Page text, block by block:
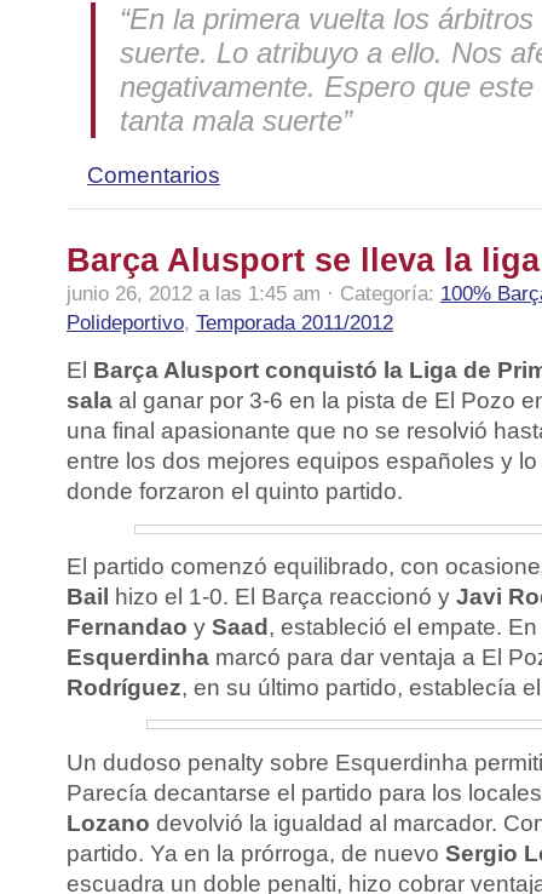
“En la primera vuelta los
suerte. Lo atribuyo a ello. Nos
negativamente. Espero que
tanta mala suerte”
Comentarios
Barça Alusport se lleva la
junio 26, 2012 a las 1:45 am · Categoría: 100%
Polideportivo, Temporada 2011/2012
El Barça Alusport conquistó la Liga de
sala al ganar por 3-6 en la pista de El Pozo
una final apasionante que no se resolvió
entre los dos mejores equipos españoles y
donde forzaron el quinto partido.
El partido comenzó equilibrado, con
Bail
hizo el 1-0. El Barça reaccionó y Javi
Fernandao y Saad , estableció el empate.
Esquerdinha marcó para dar ventaja a El
Rodríguez, en su último partido, establecía
Un dudoso penalty sobre Esquerdinha
Parecía decantarse el partido para los
Lozano devolvió la igualdad al marcador.
partido. Ya en la prórroga, de nuevo Sergio
escuadra un doble penalti, hizo cobrar